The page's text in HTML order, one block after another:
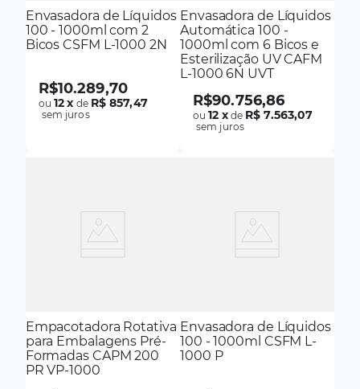
Envasadora de Líquidos
100 - 1000ml com 2
Bicos CSFM L-1000 2N
R$10.289,70
ou12x de R$ 857,47
sem juros
Envasadora de Líquidos
Automática 100 -
1000ml com 6 Bicos e
Esterilização UV CAFM
L-1000 6N UVT
R$90.756,86
ou12 xde R$ 7.563,07
sem juros
Empacotadora Rotativa
para Embalagens Pré-
Formadas CAPM 200
PR VP-1000
Envasadora de Líquidos
100 - 1000ml CSFM L-
1000 P